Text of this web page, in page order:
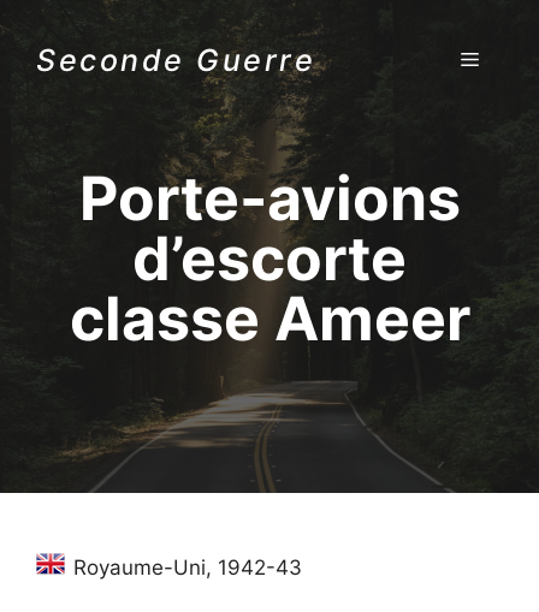
contenuSeconde Guerre MENU
Porte-avions
d’escorte
classe Ameer
Royaume-Uni, 1942-43